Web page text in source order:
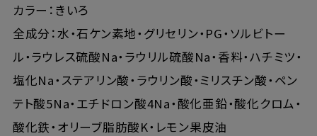
カラー：きいろ
全成分：水・石ケン素地・グリセリン・PG・ソルビトー
ル・ラウレス硫酸Na・ラウリル硫酸Na・香料・ハチミツ・
塩化Na・ステアリン酸・ラウリン酸・ミリスチン酸・ペン
テト酸5Na・エチドロン酸4Na・酸化亜鉛・酸化クロム・
酸化鉄・オリーブ脂肪酸K・レモン果皮油